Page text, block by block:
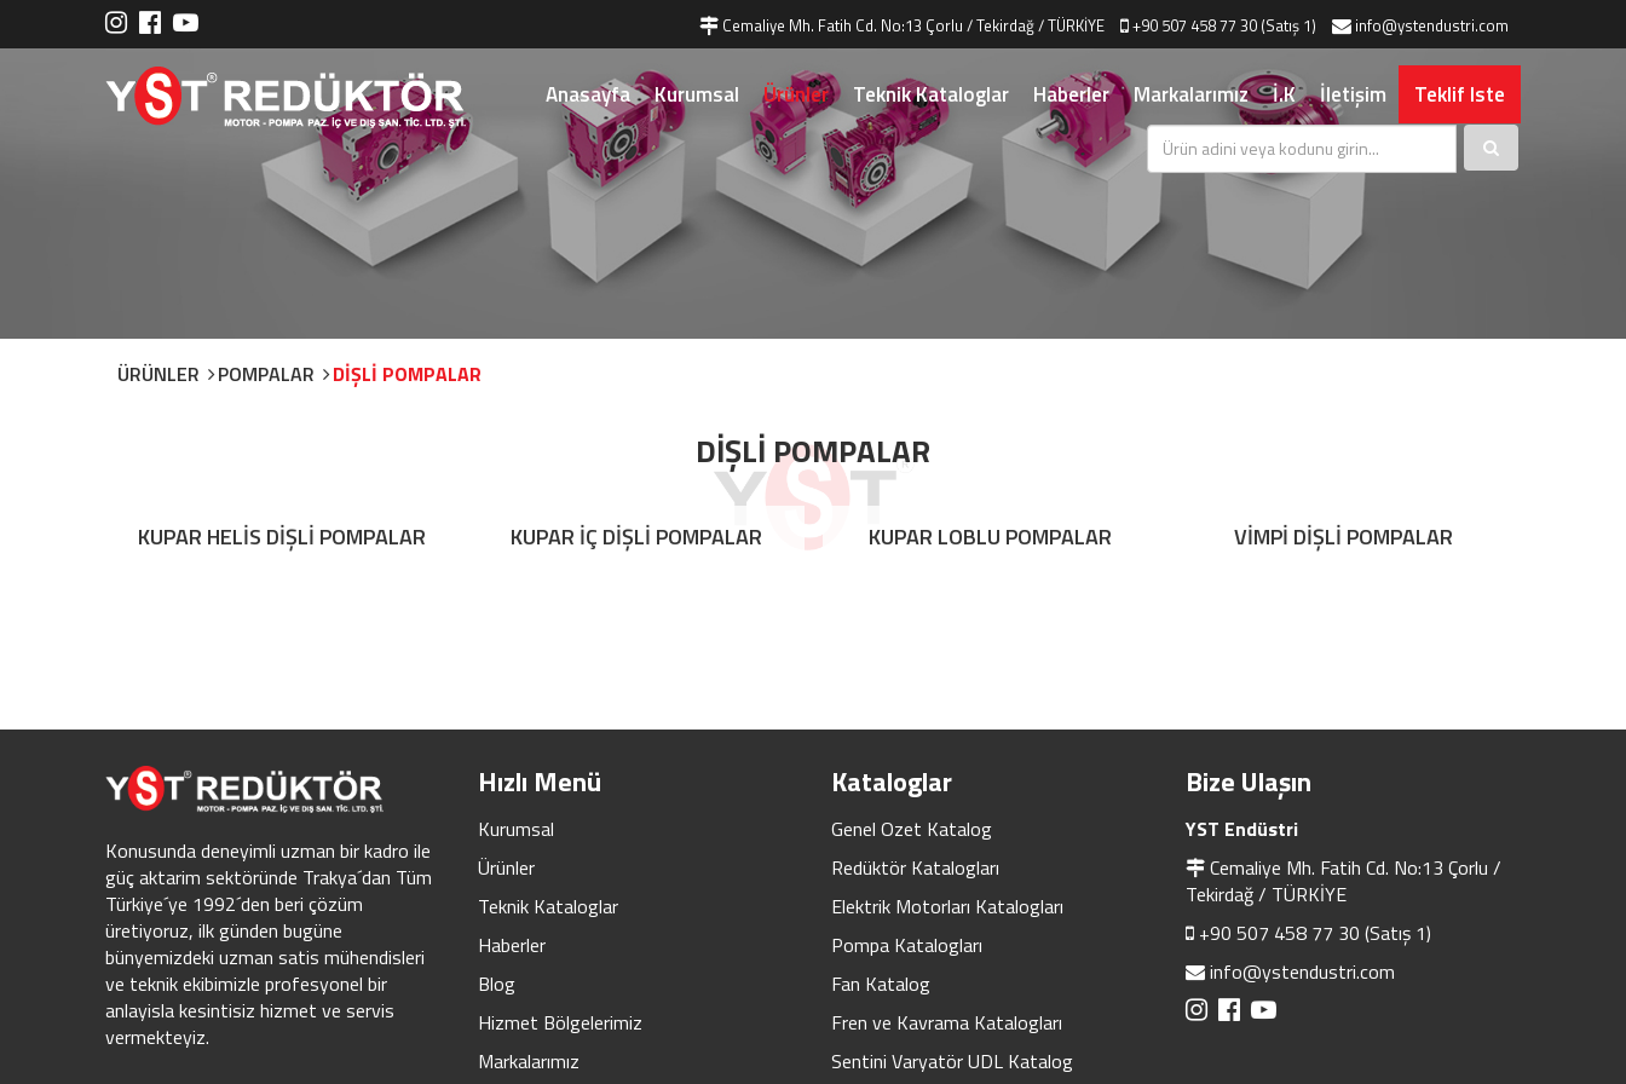
Cemaliye Mh. Fatih Cd. No:13 Çorlu / Tekirdağ / TÜRKİYE +90 507 458 77 30 (Satış 1) info@ystendustri.com
Anasayfa Kurumsal Ürünler Teknik Kataloglar Haberler Markalarımız İ.K İletişim Teklif Iste
ÜRÜNLER POMPALAR DİŞLİ POMPALAR
DİŞLİ POMPALAR
KUPAR HELİS DİŞLİ POMPALAR KUPAR İÇ DİŞLİ POMPALAR KUPAR LOBLU POMPALAR VİMPİ DİŞLİ POMPALAR
Konusunda deneyimli uzman bir kadro ile
güç aktarim sektöründe Trakya´dan Tüm
Türkiye´ye 1992´den beri çözüm
üretiyoruz, ilk günden bugüne
bünyemizdeki uzman satis mühendisleri
ve teknik ekibimizle profesyonel bir
anlayisla kesintisiz hizmet ve servis
vermekteyiz.
Hızlı Menü
Kurumsal
Ürünler
Teknik Kataloglar
Haberler
Blog
Hizmet Bölgelerimiz
Markalarımız
Kataloglar
Genel Ozet Katalog
Redüktör Katalogları
Elektrik Motorları Katalogları
Pompa Katalogları
Fan Katalog
Fren ve Kavrama Katalogları
Sentini Varyatör UDL Katalog
Bize Ulaşın
YST Endüstri
Cemaliye Mh. Fatih Cd. No:13 Çorlu /
Tekirdağ / TÜRKİYE
+90 507 458 77 30 (Satış 1)
info@ystendustri.com